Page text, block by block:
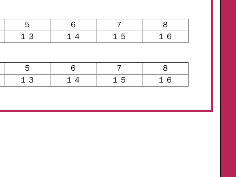
５ ６ ７
８
１３ １４ １５ １６
５ ６ ７
８
１３ １４ １５ １６